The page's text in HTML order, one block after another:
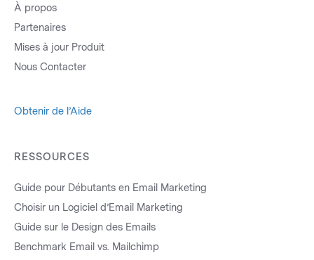
À propos
Partenaires
Mises à jour Produit
Nous Contacter
Obtenir de l’Aide
RESSOURCES
Guide pour Débutants en Email Marketing
Choisir un Logiciel d’Email Marketing
Guide sur le Design des Emails
Benchmark Email vs. Mailchimp